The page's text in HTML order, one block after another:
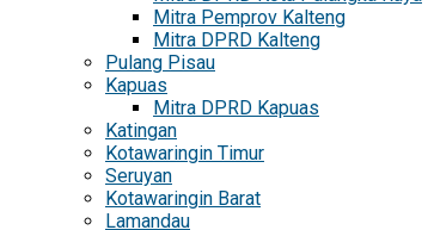
Mitra Pemprov Kalteng
Mitra DPRD Kalteng
Pulang Pisau
Kapuas
Mitra DPRD Kapuas
Katingan
Kotawaringin Timur
Seruyan
Kotawaringin Barat
Lamandau